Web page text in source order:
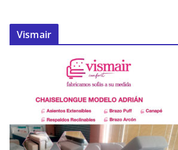
Vismair